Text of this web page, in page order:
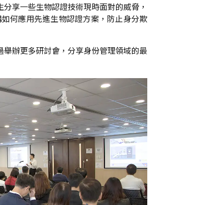
享一些生物認證技術現時面對的威脅，
何應用先進生物認證方案，防止身分欺
辦更多研討會，分享身份管理領域的最